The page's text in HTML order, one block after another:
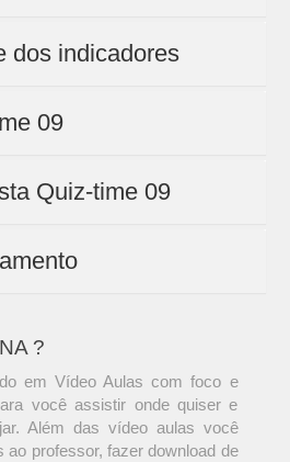
dos indicadores
09
Quiz-time 09
?
em Vídeo Aulas com foco e
você assistir onde quiser e
Além das vídeo aulas você
ao professor, fazer download de